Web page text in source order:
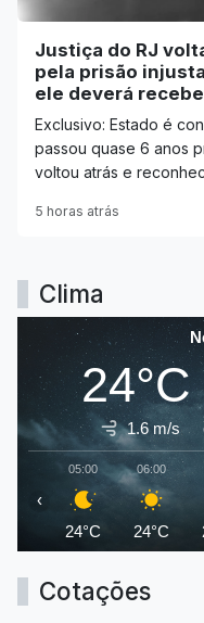
Justiça do RJ
pela prisão
ele deverá
Exclusivo: Estado é
passou quase 6 anos
voltou atrás e
5 horas atrás
Clima
24°C
1.6 m/s
05:00
24°C
06:00
24°C
‹
Cotações